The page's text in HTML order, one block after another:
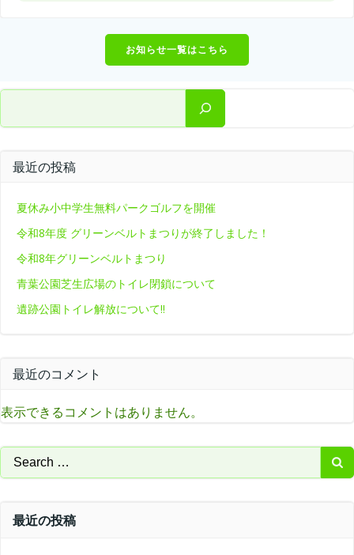
お知らせ一覧はこちら
最近の投稿
夏休み小中学生無料パークゴルフを開催
令和8年度 グリーンベルトまつりが終了しました！
令和8年グリーンベルトまつり
青葉公園芝生広場のトイレ閉鎖について
遺跡公園トイレ解放について‼
最近のコメント
表示できるコメントはありません。
Search
for:
最近の投稿